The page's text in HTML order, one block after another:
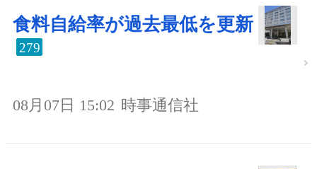
食料自給率が過去最低を更新
279
08月07日 15:02 時事通信社